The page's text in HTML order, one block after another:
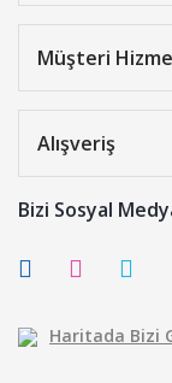
Müşteri
Alışveriş
Bizi Sosyal
Haritada Bizi